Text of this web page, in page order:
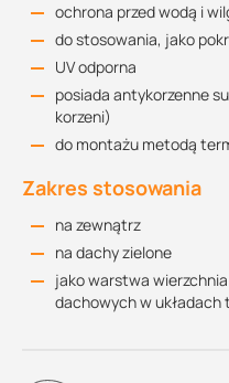
ochrona przed wodą i
do stosowania, jako
UV odporna
posiada antykorzenne
korzeni)
do montażu metodą
Zakres stosowania
na zewnątrz
na dachy zielone
jako warstwa
dachowych w